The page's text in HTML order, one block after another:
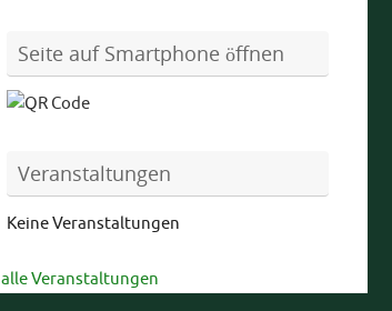
Seite auf Smartphone öffnen
Veranstaltungen
Keine Veranstaltungen
alle Veranstaltungen